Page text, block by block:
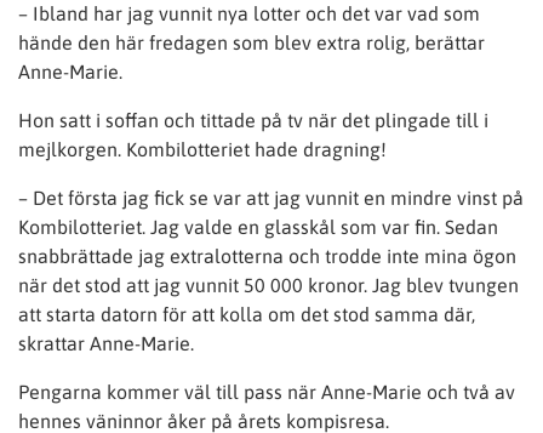
– Ibland har jag vunnit nya lotter och det var vad som
hände den här fredagen som blev extra rolig, berättar
Anne-Marie.
Hon satt i soffan och tittade på tv när det plingade till i
mejlkorgen. Kombilotteriet hade dragning!
– Det första jag fick se var att jag vunnit en mindre vinst på
Kombilotteriet. Jag valde en glasskål som var fin. Sedan
snabbrättade jag extralotterna och trodde inte mina ögon
när det stod att jag vunnit 50 000 kronor. Jag blev tvungen
att starta datorn för att kolla om det stod samma där,
skrattar Anne-Marie.
Pengarna kommer väl till pass när Anne-Marie och två av
hennes väninnor åker på årets kompisresa.